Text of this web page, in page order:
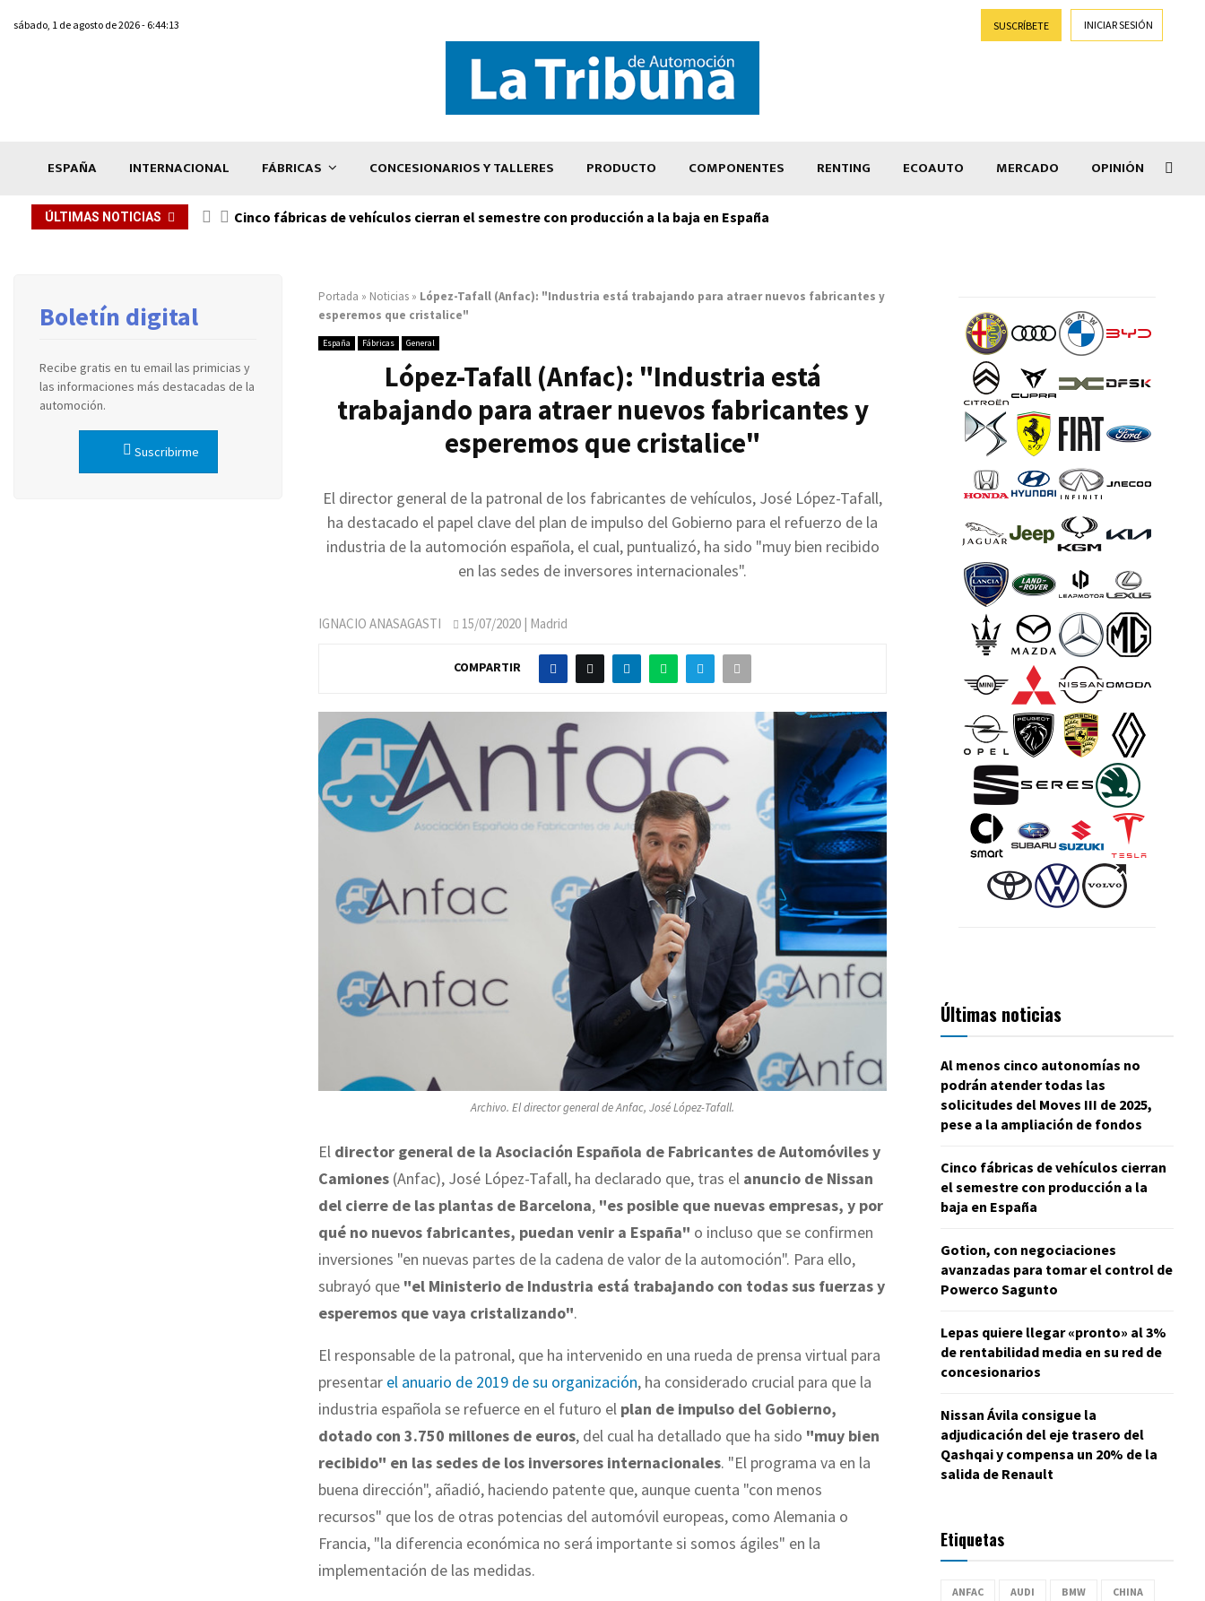
sábado, 1 de agosto de 2026 - 6:44:13 SUSCRÍBETE INICIAR SESIÓN
ESPAÑA INTERNACIONAL FÁBRICAS CONCESIONARIOS Y TALLERES PRODUCTO COMPONENTES RENTING ECOAUTO MERCADO OPINIÓN
ÚLTIMAS NOTICIAS Cinco fábricas de vehículos cierran el semestre con producción a la baja en España
Portada » Noticias » López-Tafall (Anfac): "Industria está trabajando para atraer nuevos fabricantes y
esperemos que cristalice"
España Fábricas General
López-Tafall (Anfac): "Industria está
trabajando para atraer nuevos fabricantes y
esperemos que cristalice"
El director general de la patronal de los fabricantes de vehículos, José López-Tafall,
ha destacado el papel clave del plan de impulso del Gobierno para el refuerzo de la
industria de la automoción española, el cual, puntualizó, ha sido "muy bien recibido
en las sedes de inversores internacionales".
IGNACIO ANASAGASTI 15/07/2020 | Madrid
COMPARTIR
Archivo. El director general de Anfac, José López-Tafall.
El director general de la Asociación Española de Fabricantes de Automóviles y
Camiones (Anfac), José López-Tafall, ha declarado que, tras el anuncio de Nissan
del cierre de las plantas de Barcelona, "es posible que nuevas empresas, y por
qué no nuevos fabricantes, puedan venir a España" o incluso que se confirmen
inversiones "en nuevas partes de la cadena de valor de la automoción". Para ello,
subrayó que "el Ministerio de Industria está trabajando con todas sus fuerzas y
esperemos que vaya cristalizando".
El responsable de la patronal, que ha intervenido en una rueda de prensa virtual para
presentar el anuario de 2019 de su organización, ha considerado crucial para que la
industria española se refuerce en el futuro el plan de impulso del Gobierno,
dotado con 3.750 millones de euros, del cual ha detallado que ha sido "muy bien
recibido" en las sedes de los inversores internacionales. "El programa va en la
buena dirección", añadió, haciendo patente que, aunque cuenta "con menos
recursos" que los de otras potencias del automóvil europeas, como Alemania o
Francia, "la diferencia económica no será importante si somos ágiles" en la
implementación de las medidas.
Boletín digital
Recibe gratis en tu email las primicias y
las informaciones más destacadas de la
automoción.
Suscribirme
Últimas noticias
Al menos cinco autonomías no
podrán atender todas las
solicitudes del Moves III de 2025,
pese a la ampliación de fondos
Cinco fábricas de vehículos cierran
el semestre con producción a la
baja en España
Gotion, con negociaciones
avanzadas para tomar el control de
Powerco Sagunto
Lepas quiere llegar «pronto» al 3%
de rentabilidad media en su red de
concesionarios
Nissan Ávila consigue la
adjudicación del eje trasero del
Qashqai y compensa un 20% de la
salida de Renault
Etiquetas
ANFAC AUDI BMW CHINA